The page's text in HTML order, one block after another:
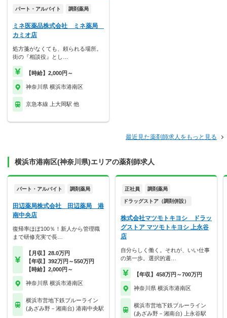
パート・アルバイト 調剤薬局
ミネ医薬品株式会社 ミネ薬局
カミオ店
処方箋がなくても、頼られる場所。
街の『相談役』とし…
【時給】2,000円～
神奈川県 横浜市港南区
京急本線 上大岡駅 他
最近見た薬剤師求人をもっと見る
横浜市港南区(神奈川県)エリアの薬剤師求人
パート・アルバイト 調剤薬局
田辺薬局株式会社 田辺薬局 港
南中央店
復帰率ほぼ100％！新人から管理職
まで研修充実で長…
【月収】28.0万円
【年収】392万円～550万円
【時給】2,000円～
神奈川県 横浜市港南区
横浜市営地下鉄ブルーライン
(あざみ野－湘南台) 港南中央駅
正社員 調剤薬局
ドラッグストア（調剤併設）
株式会社マツモトキヨシ ドラッ
グストア マツモトキヨシ 上永谷
店
自分らしく働く。それが、いい仕事
の第一歩。選択的週…
【年収】458万円～700万円
神奈川県 横浜市港南区
横浜市営地下鉄ブルーライン
(あざみ野－湘南台) 上永谷駅